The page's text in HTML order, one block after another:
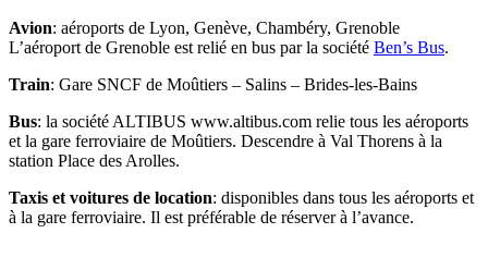
Avion: aéroports de Lyon, Genève, Chambéry, Grenoble
L’aéroport de Grenoble est relié en bus par la société Ben’s Bus.
Train: Gare SNCF de Moûtiers – Salins – Brides-les-Bains
Bus: la société ALTIBUS www.altibus.com relie tous les aéroports
et la gare ferroviaire de Moûtiers. Descendre à Val Thorens à la
station Place des Arolles.
Taxis et voitures de location: disponibles dans tous les aéroports et
à la gare ferroviaire. Il est préférable de réserver à l’avance.